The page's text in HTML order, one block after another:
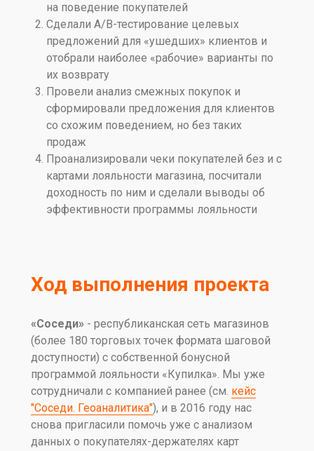
на поведение покупателей
Сделали А/B-тестирование целевых
предложений для «ушедших» клиентов и
отобрали наиболее «рабочие» варианты по
их возврату
Провели анализ смежных покупок и
сформировали предложения для клиентов
со схожим поведением, но без таких
продаж
Проанализировали чеки покупателей без и с
картами лояльности магазина, посчитали
доходность по ним и сделали выводы об
эффективности программы лояльности
Ход выполнения проекта
«Соседи» - республиканская сеть магазинов
(более 180 торговых точек формата шаговой
доступности) с собственной бонусной
программой лояльности «Купилка». Мы уже
сотрудничали с компанией ранее (см. кейс
"Соседи. Геоаналитика"), и в 2016 году нас
снова пригласили помочь уже с анализом
данных о покупателях-держателях карт